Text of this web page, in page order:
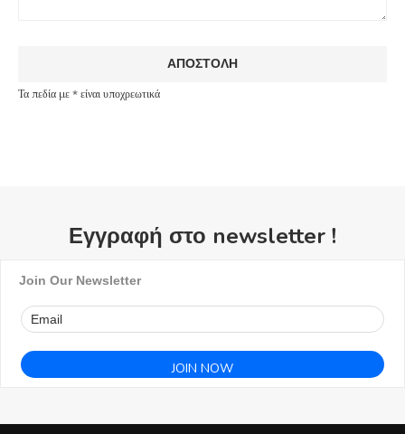
Τα πεδία με * είναι υποχρεωτικά
Εγγραφή στο newsletter !
Join Our Newsletter